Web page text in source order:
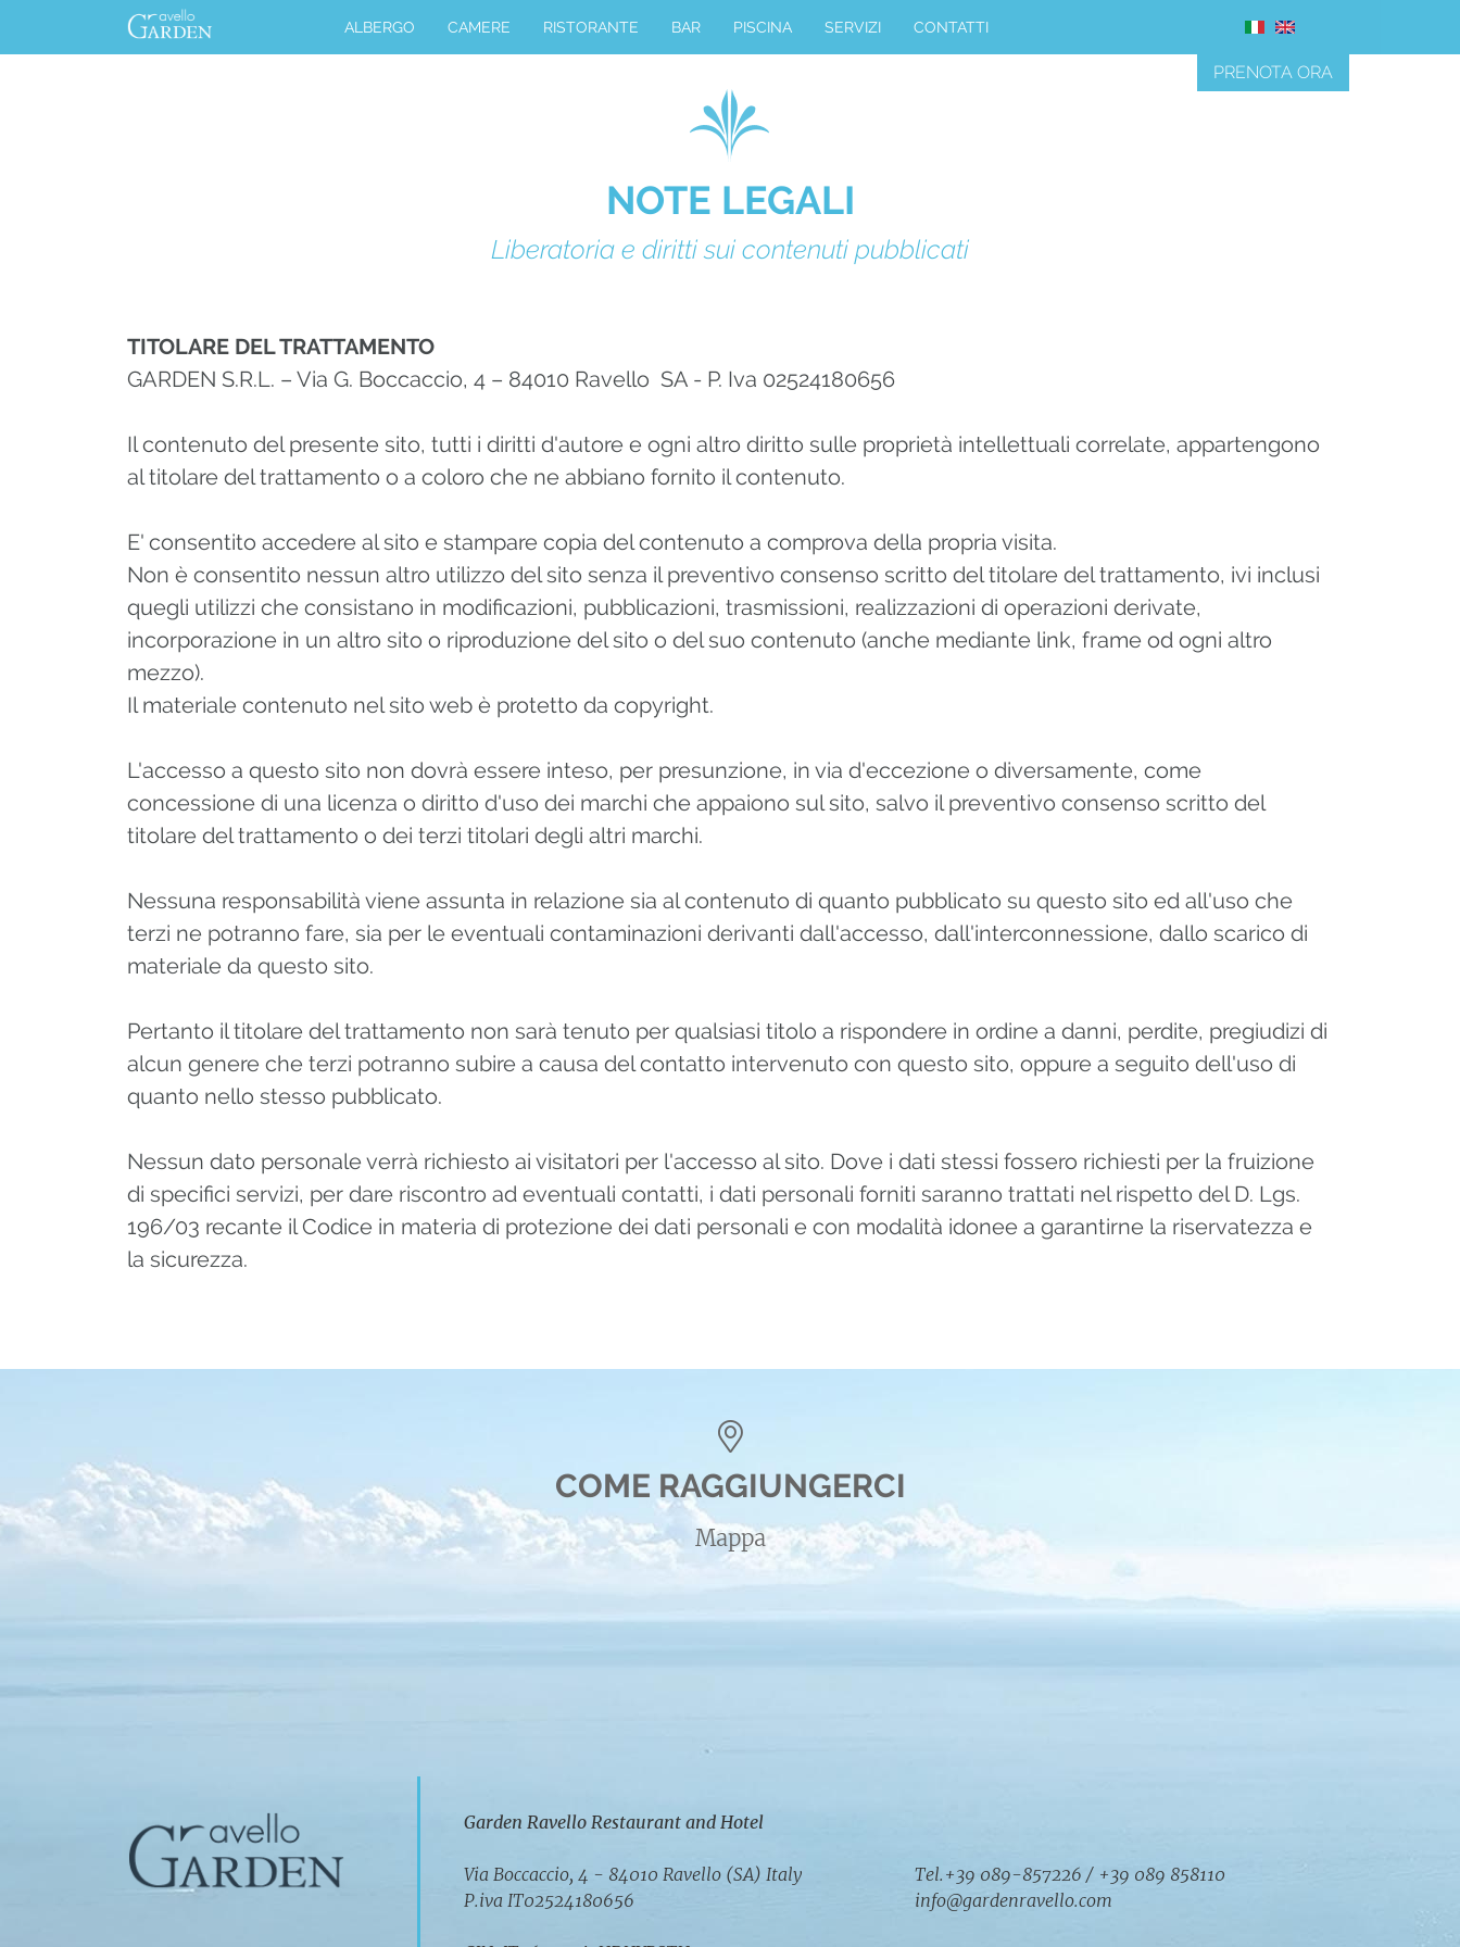
ALBERGO CAMERE RISTORANTE BAR PISCINA SERVIZI CONTATTI
PRENOTA ORA
NOTE LEGALI
Liberatoria e diritti sui contenuti pubblicati
TITOLARE DEL TRATTAMENTO
GARDEN S.R.L. – Via G. Boccaccio, 4 – 84010 Ravello SA - P. Iva 02524180656
Il contenuto del presente sito, tutti i diritti d'autore e ogni altro diritto sulle proprietà intellettuali correlate, appartengono
al titolare del trattamento o a coloro che ne abbiano fornito il contenuto.
E' consentito accedere al sito e stampare copia del contenuto a comprova della propria visita.
Non è consentito nessun altro utilizzo del sito senza il preventivo consenso scritto del titolare del trattamento, ivi inclusi
quegli utilizzi che consistano in modificazioni, pubblicazioni, trasmissioni, realizzazioni di operazioni derivate,
incorporazione in un altro sito o riproduzione del sito o del suo contenuto (anche mediante link, frame od ogni altro
mezzo).
Il materiale contenuto nel sito web è protetto da copyright.
L'accesso a questo sito non dovrà essere inteso, per presunzione, in via d'eccezione o diversamente, come
concessione di una licenza o diritto d'uso dei marchi che appaiono sul sito, salvo il preventivo consenso scritto del
titolare del trattamento o dei terzi titolari degli altri marchi.
Nessuna responsabilità viene assunta in relazione sia al contenuto di quanto pubblicato su questo sito ed all'uso che
terzi ne potranno fare, sia per le eventuali contaminazioni derivanti dall'accesso, dall'interconnessione, dallo scarico di
materiale da questo sito.
Pertanto il titolare del trattamento non sarà tenuto per qualsiasi titolo a rispondere in ordine a danni, perdite, pregiudizi di
alcun genere che terzi potranno subire a causa del contatto intervenuto con questo sito, oppure a seguito dell'uso di
quanto nello stesso pubblicato.
Nessun dato personale verrà richiesto ai visitatori per l'accesso al sito. Dove i dati stessi fossero richiesti per la fruizione
di specifici servizi, per dare riscontro ad eventuali contatti, i dati personali forniti saranno trattati nel rispetto del D. Lgs.
196/03 recante il Codice in materia di protezione dei dati personali e con modalità idonee a garantirne la riservatezza e
la sicurezza.
COME RAGGIUNGERCI
Mappa
Garden Ravello Restaurant and Hotel
Via Boccaccio, 4 - 84010 Ravello (SA) Italy
P.iva IT02524180656
Tel.+39 089-857226 / +39 089 858110
info@gardenravello.com